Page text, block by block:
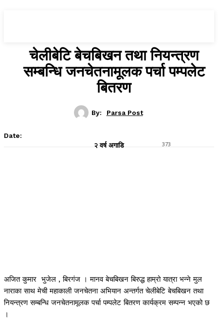
चेलीबेटि बेचबिखन तथा नियन्त्रण
सम्बन्धि जनचेतनामूलक पर्चा पम्पलेट
बितरण
By: Parsa Post
Date:
२ वर्ष अगाडि
373
अजित कुमार भुजेल , बिरगंज । मानव बेचबिखन बिरुद्ध हाम्रो यात्रा भन्ने मुल
नाराका साथ मेची महाकाली जनचेतना अभियान अन्तर्गत चेलीबेटि बेचबिखन तथा
नियन्त्रण सम्बन्धि जनचेतनामूलक पर्चा पम्पलेट बितरण कार्यक्रम सम्पन्न भएको छ
।